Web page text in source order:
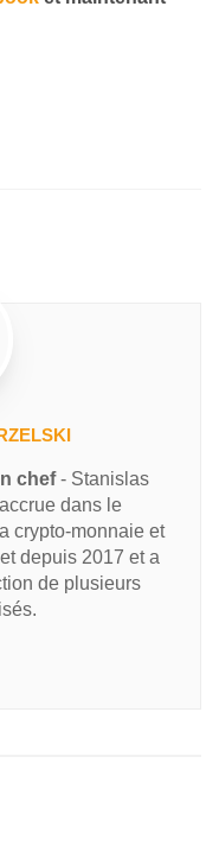
chef- Stanislas
dans le
crypto-monnaie et
depuis 2017 et a
de plusieurs